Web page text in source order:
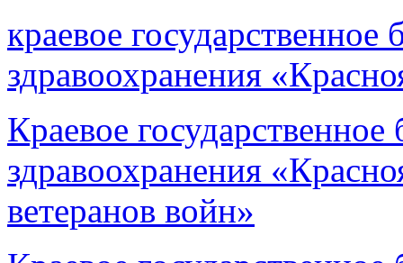
краевое
здравоохранения
Краевое
здравоохранения
ветеранов войн»